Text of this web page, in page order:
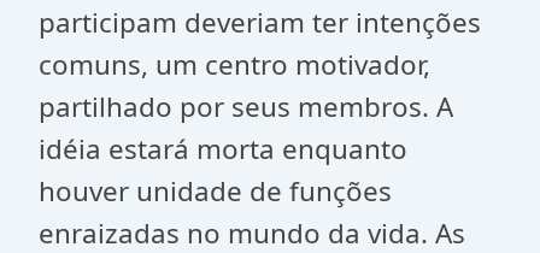
participam deveriam ter intenções
comuns, um centro motivador,
partilhado por seus membros. A
idéia estará morta enquanto
houver unidade de funções
enraizadas no mundo da vida. As